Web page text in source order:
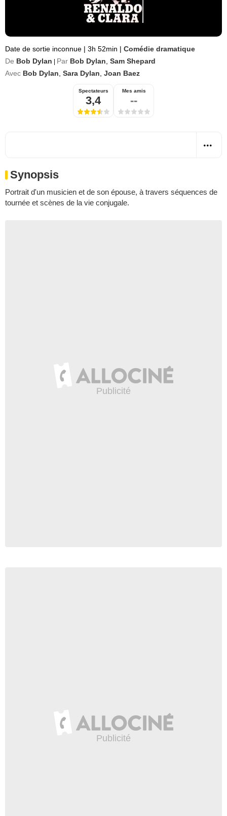
Date de sortie inconnue | 3h 52min | Comédie dramatique
De Bob Dylan Par Bob Dylan Sam Shepard
Avec Bob Dylan Sara Dylan Joan Baez
Spectateurs
3,4
Mes amis
--
Synopsis
Portrait d'un musicien et de son épouse, à travers séquences de
tournée et scènes de la vie conjugale.